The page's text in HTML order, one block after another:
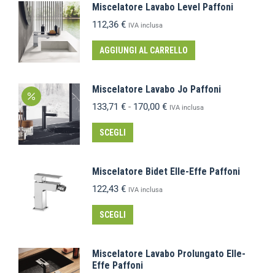
Miscelatore Lavabo Level Paffoni
112,36 € IVA inclusa
AGGIUNGI AL CARRELLO
Miscelatore Lavabo Jo Paffoni
133,71 € - 170,00 € IVA inclusa
SCEGLI
Miscelatore Bidet Elle-Effe Paffoni
122,43 € IVA inclusa
SCEGLI
Miscelatore Lavabo Prolungato Elle-
Effe Paffoni